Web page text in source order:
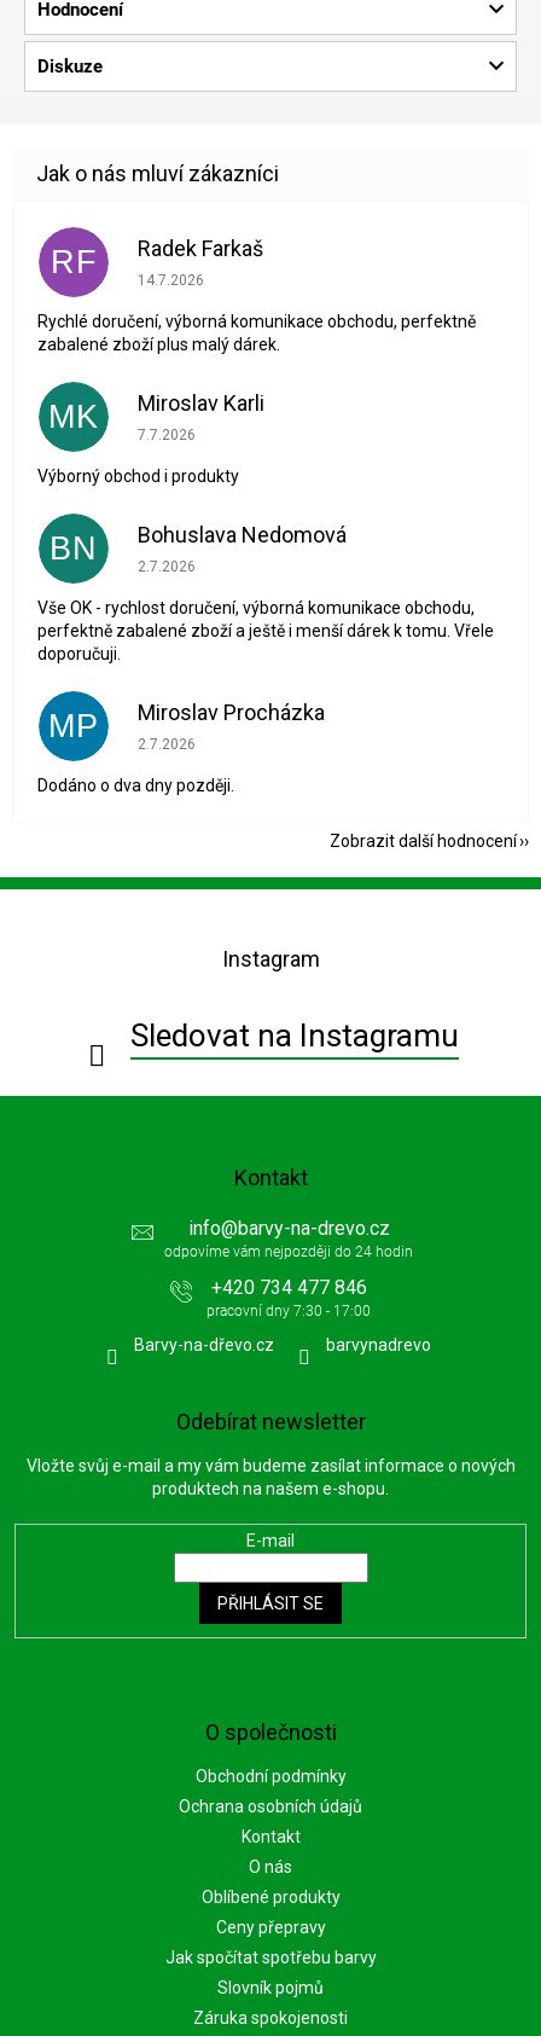
Hodnocení
Diskuze
RF Radek Farkaš
Hodnocení obchodu je 5 z 5 hvězdiček.
14.7.2026
Rychlé doručení, výborná komunikace obchodu, perfektně
zabalené zboží plus malý dárek.
MK Miroslav Karli
Hodnocení obchodu je 5 z 5 hvězdiček.
7.7.2026
Výborný obchod i produkty
BN Bohuslava Nedomová
Hodnocení obchodu je 5 z 5 hvězdiček.
2.7.2026
Vše OK - rychlost doručení, výborná komunikace obchodu,
perfektně zabalené zboží a ještě i menší dárek k tomu. Vřele
doporučuji.
MP Miroslav Procházka
Hodnocení obchodu je 1 z 5 hvězdiček.
2.7.2026
Dodáno o dva dny později.
Zobrazit další hodnocení
Z
Instagram
Sledovat na Instagramu
O společnosti
Obchodní podmínky
Ochrana osobních údajů
Kontakt
O nás
Oblíbené produkty
Ceny přepravy
Jak spočítat spotřebu barvy
Slovník pojmů
Záruka spokojenosti
Kontakt
info@barvy-na-drevo.cz
+420 734 477 846
Barvy-na-dřevo.cz barvynadrevo
Odebírat newsletter
Vložte svůj e-mail a my vám budeme zasílat informace o nových
produktech na našem e-shopu.
E-mail
PŘIHLÁSIT SE